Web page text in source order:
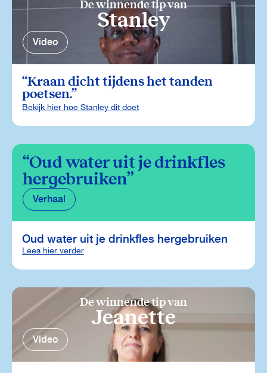
De winnende tip van
Stanley
Video
Kraan dicht tijdens het tanden
poetsen.
Bekijk hier hoe Stanley dit doet
Oud water uit je drinkfles
hergebruiken
Verhaal
Oud water uit je drinkfles hergebruiken
Lees hier verder
De winnende tip van
Jeanette
Video